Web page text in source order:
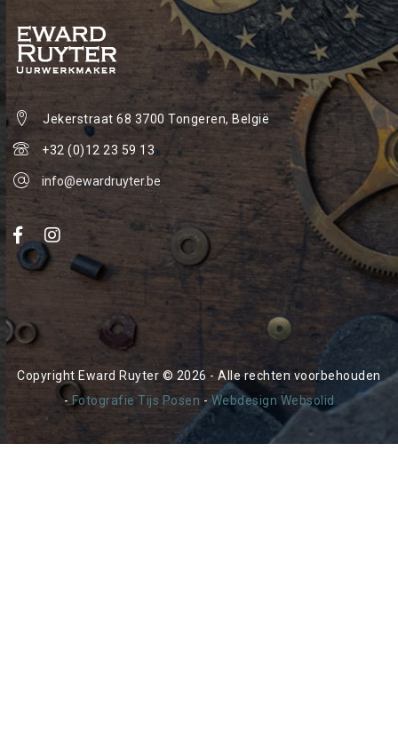
Jekerstraat 68 3700 Tongeren, België
+32 (0)12 23 59 13
info@ewardruyter.be
Copyright Eward Ruyter © 2026 - Alle rechten voorbehouden
- Fotografie Tijs Posen -Webdesign Websolid